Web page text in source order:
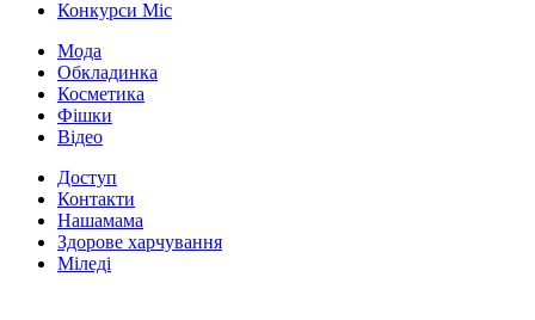
Конкурси Міс
Мода
Обкладинка
Косметика
Фішки
Відео
Доступ
Контакти
Нашамама
Здорове харчування
Міледі